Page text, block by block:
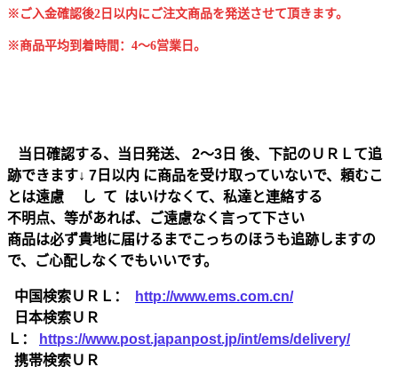
※ご入金確認後2日以内にご注文商品を発送させて頂きます。
※商品平均到着時間：4～6営業日。
当日確認する、当日発送、 2～3日 後、下記のＵＲＬて追
跡できます↓ 7日以内 に商品を受け取っていないで、頼むこ
とは遠慮 し て はいけなくて、私達と連絡する
不明点、等があれば、ご遠慮なく言って下さい
商品は必ず貴地に届けるまでこっちのほうも追跡しますの
で、ご心配しなくでもいいです。
中国検索ＵＲＬ：
http://www.ems.com.cn/
日本検索ＵＲ
Ｌ：
https://www.post.japanpost.jp/int/ems/delivery/
携帯検索ＵＲ